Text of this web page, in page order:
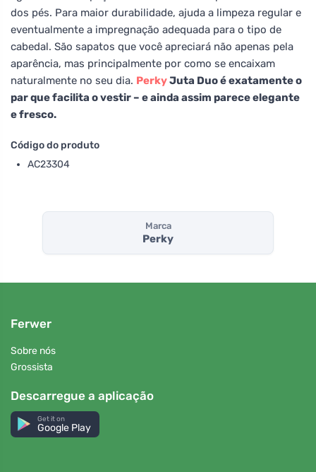
dos pés. Para maior durabilidade, ajuda a limpeza regular e
eventualmente a impregnação adequada para o tipo de
cabedal. São sapatos que você apreciará não apenas pela
aparência, mas principalmente por como se encaixam
naturalmente no seu dia. PerkyJuta Duo é exatamente o
par que facilita o vestir – e ainda assim parece elegante
e fresco.
Código do produto
AC23304
Marca
Perky
Ferwer
Sobre nós
Grossista
Descarregue a aplicação
Get it on
Google Play